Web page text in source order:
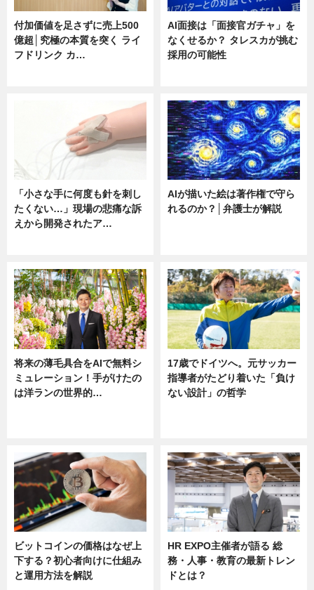
付加価値を足さずに売上500
億超│究極の本質を突く ライ
フドリンク カ…
AI面接は「面接官ガチャ」を
なくせるか？ タレスカが挑む
採用の可能性
「小さな手に何度も針を刺し
たくない…」現場の悲痛な訴
えから開発されたア…
AIが描いた絵は著作権で守ら
れるのか？│弁護士が解説
将来の薄毛具合をAIで無料シ
ミュレーション！手がけたの
は洋ランの世界的…
17歳でドイツへ。元サッカー
指導者がたどり着いた「負け
ない設計」の哲学
ビットコインの価格はなぜ上
下する？初心者向けに仕組み
と運用方法を解説
HR EXPO主催者が語る 総
務・人事・教育の最新トレン
ドとは？